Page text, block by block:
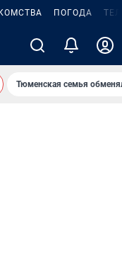
ПОГОДА
Тюменская семья